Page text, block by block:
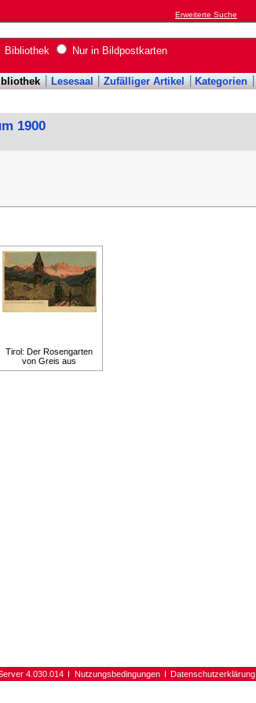
Erweiterte Suche
Bibliothek Nur in Bildpostkarten
Lesesaal Zufälliger Artikel Kategorien
1900
Tirol: Der Rosengarten
von Greis aus
4.030.014 Nutzungsbedingungen Datenschutzerklärung